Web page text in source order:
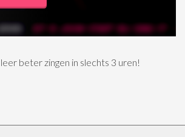
beter zingen in slechts 3 uren!